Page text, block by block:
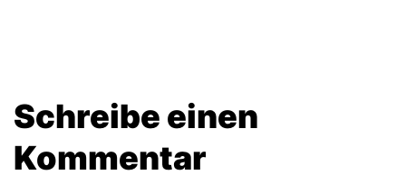
Schreibe einen
Kommentar